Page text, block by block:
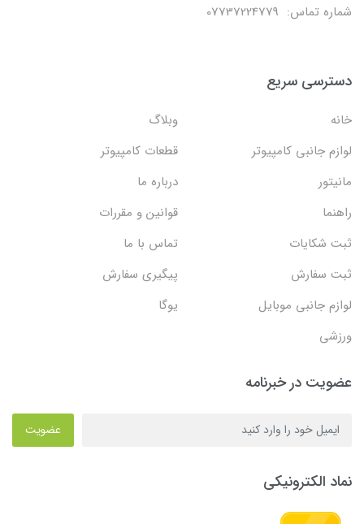
شماره تماس: 07737224779
دسترسی سریع
خانه
وبلاگ
لوازم جانبی کامپیوتر
قطعات کامپیوتر
مانیتور
درباره ما
راهنما
قوانین و مقررات
ثبت شکایات
تماس با ما
ثبت سفارش
پیگیری سفارش
لوازم جانبی موبایل
یوگا
ورزشی
عضویت در خبرنامه
عضویت
نماد الکترونیکی